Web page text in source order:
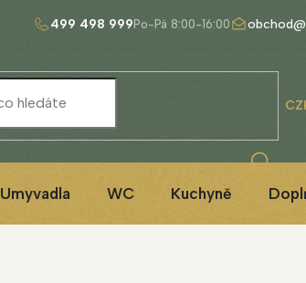
499 498 999
Umyvadla WC Kuchyně